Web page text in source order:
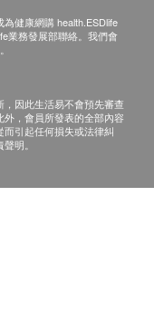
健康網購 health.ESDlife
業務發展部聯絡。我們會
因此生活易不會預先審查
，會員所發表的全部內容
引起任何損失或法律糾
明。